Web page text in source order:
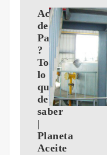
Aceite
de
Palma
?
Todo
lo
que
debes
saber
|
Planeta
Aceite